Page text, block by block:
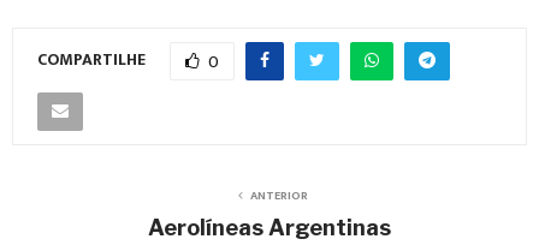
COMPARTILHE 0
ANTERIOR
Aerolíneas Argentinas